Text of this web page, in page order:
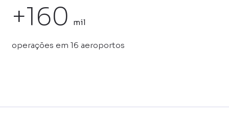
+160 mil
operações em 16 aeroportos